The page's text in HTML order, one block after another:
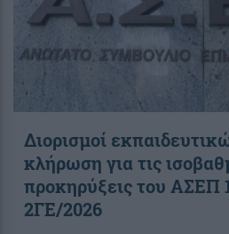
Διορισμοί
κλήρωση για τις
προκηρύξεις του ΑΣΕΠ
2ΓΕ/2026